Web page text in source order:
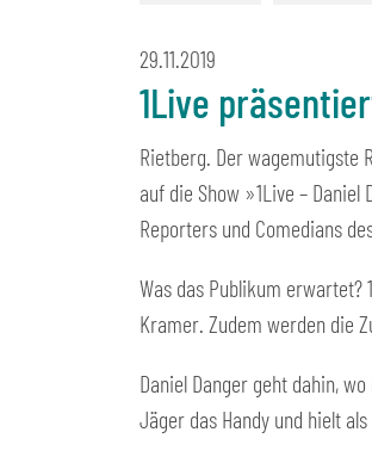
29.11.2019
1Live
Rietberg. Der wagemutigste
auf die Show »1Live –
Reporters und Comedians
Was das Publikum erwartet?
Kramer. Zudem werden die
Daniel Danger geht dahin,
Jäger das Handy und hielt